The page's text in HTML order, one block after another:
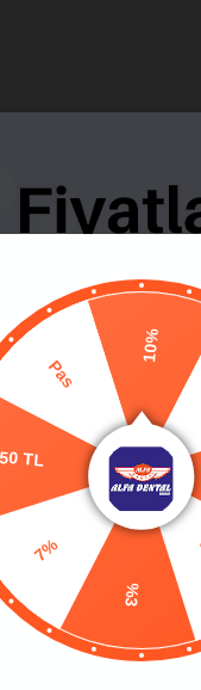
İndikatörsüz
görebilmek için
yapmalısınız.